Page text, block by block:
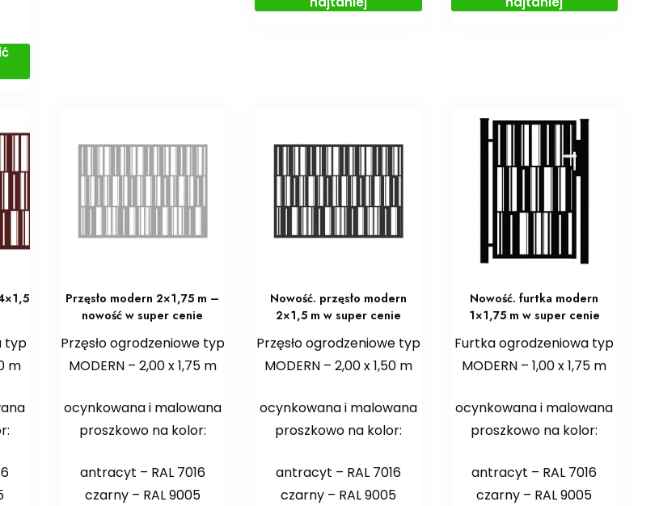
typ
m
Przęsło modern 2×1,75 m –
nowość w super cenie
Przęsło ogrodzeniowe typ
MODERN – 2,00 x 1,75 m
ocynkowana i malowana
proszkowo na kolor:
antracyt – RAL 7016
czarny – RAL 9005
Nowość. przęsło modern
2×1,5 m w super cenie
Przęsło ogrodzeniowe typ
MODERN – 2,00 x 1,50 m
ocynkowana i malowana
proszkowo na kolor:
antracyt – RAL 7016
czarny – RAL 9005
Nowość. furtka modern
1×1,75 m w super cenie
Furtka ogrodzeniowa typ
MODERN – 1,00 x 1,75 m
ocynkowana i malowana
proszkowo na kolor:
antracyt – RAL 7016
czarny – RAL 9005